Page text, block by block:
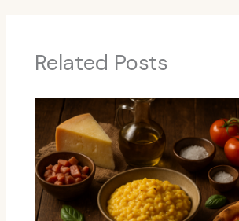
Related Posts